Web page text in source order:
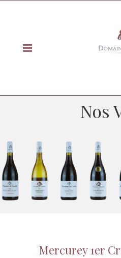
Nos
Mercurey 1er